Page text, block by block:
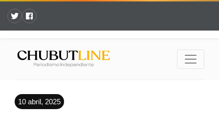
10 abril, 2025